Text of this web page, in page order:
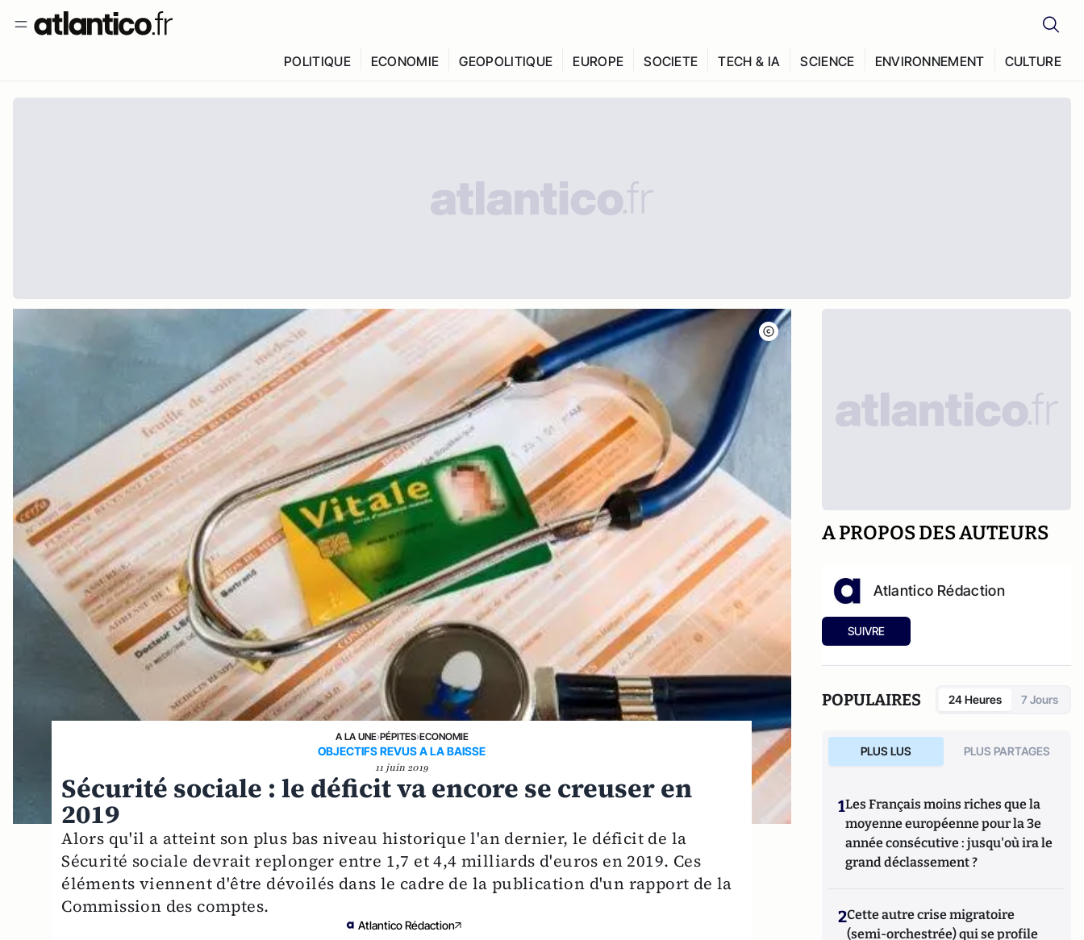
POLITIQUE ECONOMIE GEOPOLITIQUE EUROPE SOCIETE TECH & IA SCIENCE ENVIRONNEMENT CULTURE
A LA UNE›PÉPITES›ECONOMIE
OBJECTIFS REVUS A LA BAISSE
11 juin 2019
Sécurité sociale : le déficit va encore se creuser en
2019
Alors qu'il a atteint son plus bas niveau historique l'an dernier, le déficit de la
Sécurité sociale devrait replonger entre 1,7 et 4,4 milliards d'euros en 2019. Ces
éléments viennent d'être dévoilés dans le cadre de la publication d'un rapport de la
Commission des comptes.
Atlantico Rédaction
A PROPOS DES AUTEURS
Atlantico Rédaction
SUIVRE
POPULAIRES 24 Heures 7 Jours
PLUS LUS PLUS PARTAGES
1Les Français moins riches que la
moyenne européenne pour la 3e
année consécutive : jusqu'où ira le
grand déclassement ?
2Cette autre crise migratoire
(semi-orchestrée) qui se profile